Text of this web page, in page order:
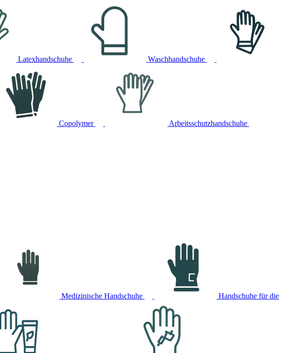
Latexhandschuhe Waschhandschuhe
Copolymer Arbeitsschutzhandschuhe
Medizinische Handschuhe Handschuhe für die